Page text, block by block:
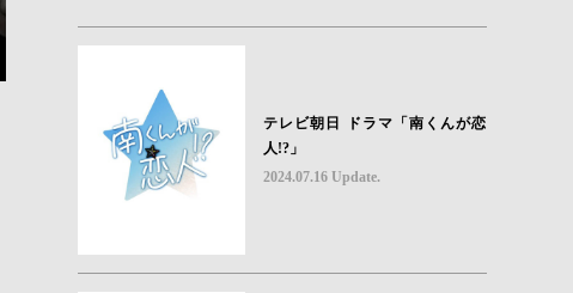
テレビ朝日 ドラマ「南くんが恋
人!?」
2024.07.16 Update.